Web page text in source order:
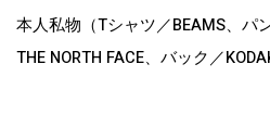
本人私物（Tシャツ／BEAMS、パ
THE NORTH FACE、バック／